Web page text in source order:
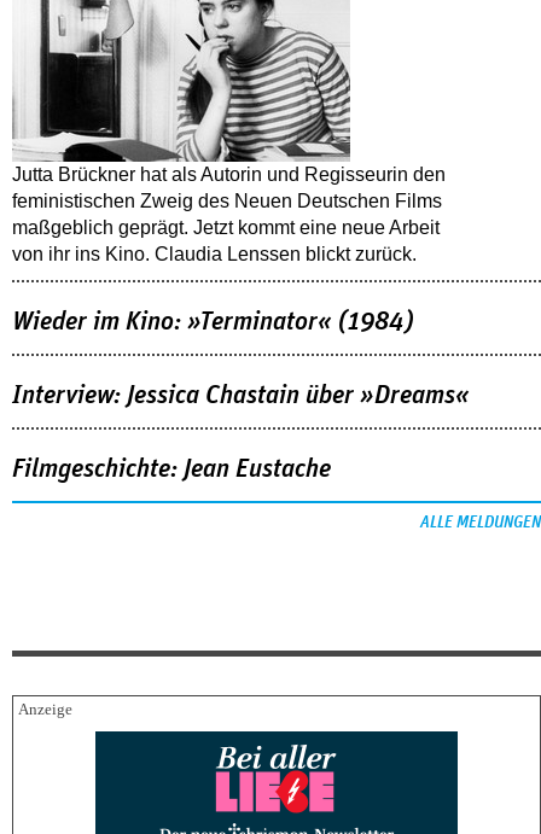
Jutta Brückner hat als Autorin und Regisseurin den
feministischen Zweig des Neuen Deutschen Films
maßgeblich geprägt. Jetzt kommt eine neue Arbeit
von ihr ins Kino. Claudia Lenssen blickt zurück.
Wieder im Kino: »Terminator« (1984)
Interview: Jessica Chastain über »Dreams«
Filmgeschichte: Jean Eustache
ALLE MELDUNGEN